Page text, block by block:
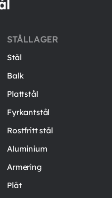
STÅLLAGER
Stål
Balk
Plattstål
Fyrkantstål
Rostfritt stål
Aluminium
Armering
Plåt